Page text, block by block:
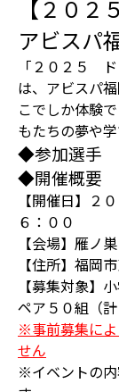
【２０
アビスパ
「２０２５
は、アビスパ
こでしか体験
もたちの夢や
◆参加選手
◆開催概要
【開催日】２
６：００
【会場】雁ノ
【住所】福岡
【募集対象】
ペア５０組（計
※事前募集に
せん
※イベントの